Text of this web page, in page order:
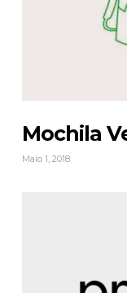
Mochila
Maio 1, 2018